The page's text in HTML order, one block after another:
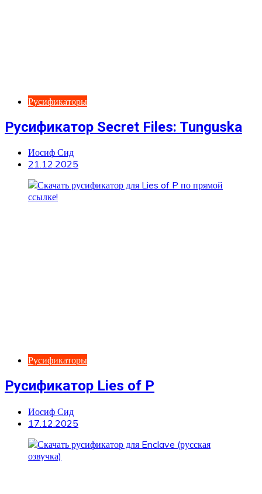
Русификаторы
Русификатор Secret Files: Tunguska
Иосиф Сид
21.12.2025
Русификаторы
Русификатор Lies of P
Иосиф Сид
17.12.2025